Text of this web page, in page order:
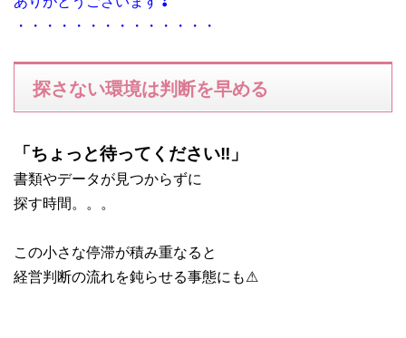
・・・・・・・・・・・・・・
探さない環境は判断を早める
「ちょっと待ってください‼」
書類やデータが見つからずに
探す時間。。。
この小さな停滞が積み重なると
経営判断の流れを鈍らせる事態にも⚠